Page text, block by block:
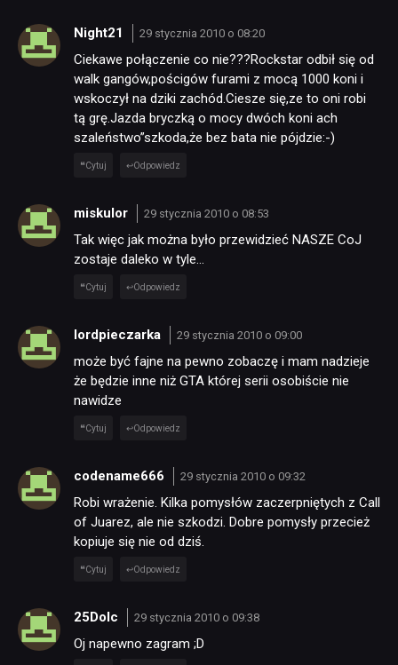
Night21 29 stycznia 2010 o 08:20
Ciekawe połączenie co nie???Rockstar odbił się od
walk gangów,pościgów furami z mocą 1000 koni i
wskoczył na dziki zachód.Ciesze się,ze to oni robi
tą grę.Jazda bryczką o mocy dwóch koni ach
szaleństwo”szkoda,że bez bata nie pójdzie:-)
Cytuj Odpowiedz
miskulor 29 stycznia 2010 o 08:53
Tak więc jak można było przewidzieć NASZE CoJ
zostaje daleko w tyle…
Cytuj Odpowiedz
lordpieczarka 29 stycznia 2010 o 09:00
może być fajne na pewno zobaczę i mam nadzieje
że będzie inne niż GTA której serii osobiście nie
nawidze
Cytuj Odpowiedz
codename666 29 stycznia 2010 o 09:32
Robi wrażenie. Kilka pomysłów zaczerpniętych z Call
of Juarez, ale nie szkodzi. Dobre pomysły przecież
kopiuje się nie od dziś.
Cytuj Odpowiedz
25Dolc 29 stycznia 2010 o 09:38
Oj napewno zagram ;D